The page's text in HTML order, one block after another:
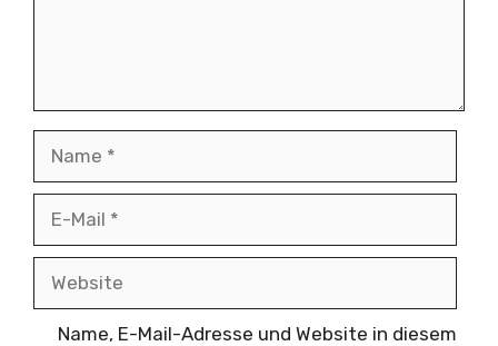
Name, E-Mail-Adresse und Website in diesem